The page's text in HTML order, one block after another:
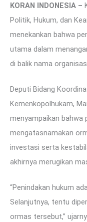
KORAN INDONESIA –
Politik, Hukum, dan
menekankan bahwa
utama dalam
di balik nama
Deputi Bidang
Kemenkopolhukam,
menyampaikan bahwa
mengatasnamakan
investasi serta
akhirnya merugikan
“Penindakan hukum
Selanjutnya, tentu
ormas tersebut,”